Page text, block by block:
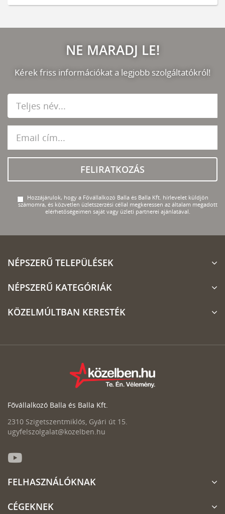
NE MARADJ LE!
Kérek friss információkat a legjobb szolgáltatókról!
FELIRATKOZÁS
Hozzájárulok, hogy a Fővállalkozó Balla és Balla Kft. hírlevelet küldjön
számomra, és közvetlen üzletszerzési céllal megkeressen az általam megadott
elérhetőségeimen saját vagy üzleti partnerei ajánlatával.
NÉPSZERŰ TELEPÜLÉSEK
NÉPSZERŰ KATEGÓRIÁK
KÖZELMÚLTBAN KERESTÉK
Fővállalkozó Balla és Balla Kft.
2310 Szigetszentmiklós, Gyári út 15.
ugyfelszolgalat@kozelben.hu
FELHASZNÁLÓKNAK
CÉGEKNEK